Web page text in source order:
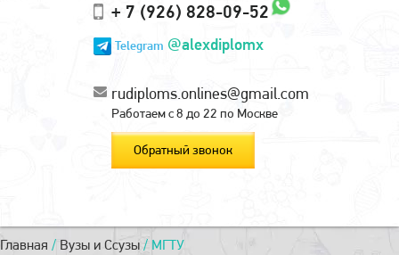
+ 7 (926) 828-09-52
Telegram @alexdiplomx
rudiploms.onlines@gmail.com
Работаем с 8 до 22 по Москве
Обратный звонок
Главная / Вузы и Ссузы / МГТУ